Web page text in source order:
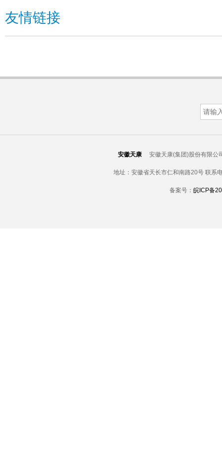
友情链接
安徽天康安徽天康(集团)股份有限公
地址：安徽省天长市仁和南路20号 联系
备案号： 皖ICP备